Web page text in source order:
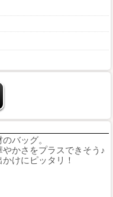
バッグ。
かさをプラスできそう♪
けにピッタリ！